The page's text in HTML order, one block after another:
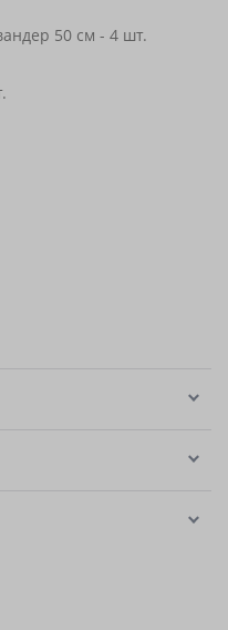
50 см - 4 шт.